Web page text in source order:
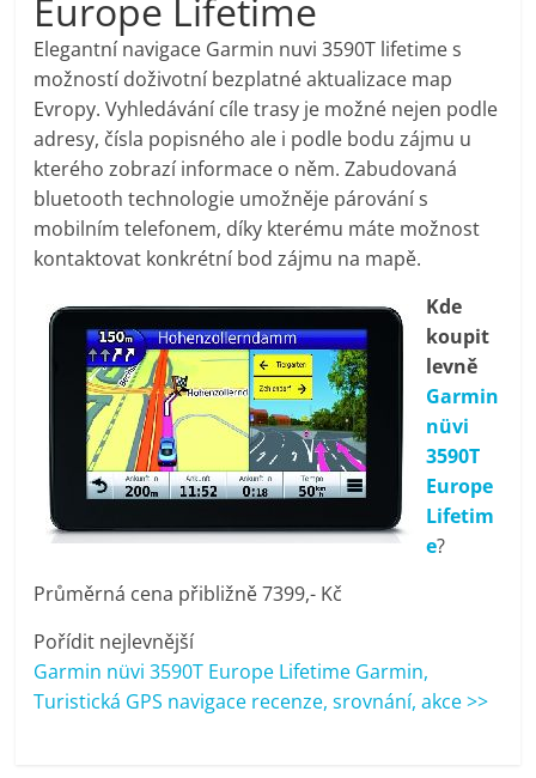
pračky,
televize,
notebooky,
mobilní
telefony,
kávovary,
bazény
Nejlepší
elektronika
porovnání
Elektro
OK,
recenze,
pračky,
televize,
Europe Lifetime
Elegantní navigace Garmin nuvi 3590T lifetime s
možností doživotní bezplatné aktualizace map
Evropy. Vyhledávání cíle trasy je možné nejen podle
adresy, čísla popisného ale i podle bodu zájmu u
kterého zobrazí informace o něm. Zabudovaná
bluetooth technologie umožněje párování s
mobilním telefonem, díky kterému máte možnost
kontaktovat konkrétní bod zájmu na mapě.
Kde
koupit
levně
Garmin
nüvi
3590T
Europe
Lifetim
e?
Průměrná cena přibližně 7399,- Kč
Pořídit nejlevnější
Garmin nüvi 3590T Europe Lifetime Garmin,
Turistická GPS navigace recenze, srovnání, akce >>